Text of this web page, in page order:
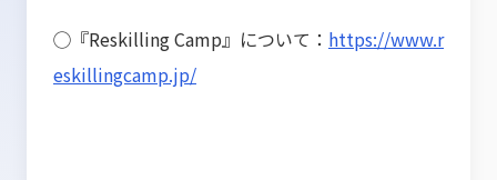
◯『Reskilling Camp』について： https://www.r
eskillingcamp.jp/